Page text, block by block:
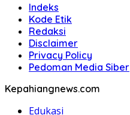
Indeks
Kode Etik
Redaksi
Disclaimer
Privacy Policy
Pedoman Media Siber
Kepahiangnews.com
Edukasi